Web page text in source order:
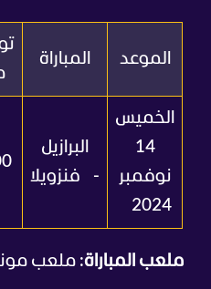
الموعد المباراة
الخميس
14
نوفمبر
2024
البرازيل
- فنزويلا
ملعب المباراة: ملعب